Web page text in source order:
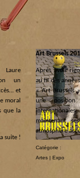
Laure
un
et
moral
que la
suite !
Art Brussels
Après avoir
au fil des
« Art Brussels
une
maintenant
atmosphère
Catégorie :
Artes | Expo